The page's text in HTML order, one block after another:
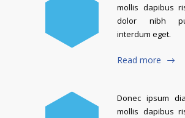
mollis dapibus
dolor nibh
interdum eget.
Read more
Donec ipsum
mollis dapibus